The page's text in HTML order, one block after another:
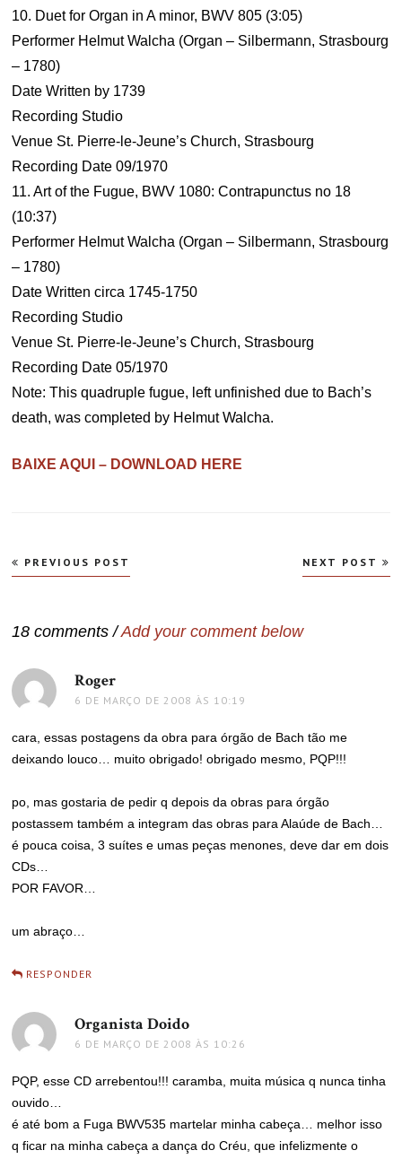
10. Duet for Organ in A minor, BWV 805 (3:05)
Performer Helmut Walcha (Organ – Silbermann, Strasbourg
– 1780)
Date Written by 1739
Recording Studio
Venue St. Pierre-le-Jeune’s Church, Strasbourg
Recording Date 09/1970
11. Art of the Fugue, BWV 1080: Contrapunctus no 18
(10:37)
Performer Helmut Walcha (Organ – Silbermann, Strasbourg
– 1780)
Date Written circa 1745-1750
Recording Studio
Venue St. Pierre-le-Jeune’s Church, Strasbourg
Recording Date 05/1970
Note: This quadruple fugue, left unfinished due to Bach’s
death, was completed by Helmut Walcha.
BAIXE AQUI – DOWNLOAD HERE
Navegação
de
PREVIOUS POST NEXT POST
18 comments /Add your comment below
Roger
6 DE MARÇO DE 2008 ÀS 10:19
cara, essas postagens da obra para órgão de Bach tão me
deixando louco… muito obrigado! obrigado mesmo, PQP!!!
po, mas gostaria de pedir q depois da obras para órgão
postassem também a integram das obras para Alaúde de Bach…
é pouca coisa, 3 suítes e umas peças menones, deve dar em dois
CDs…
POR FAVOR…
um abraço…
RESPONDER
Organista Doido
6 DE MARÇO DE 2008 ÀS 10:26
PQP, esse CD arrebentou!!! caramba, muita música q nunca tinha
ouvido…
é até bom a Fuga BWV535 martelar minha cabeça… melhor isso
q ficar na minha cabeça a dança do Créu, que infelizmente o